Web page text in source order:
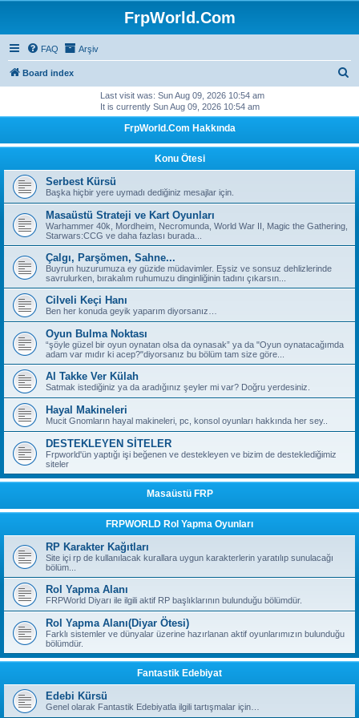
FrpWorld.Com
FAQ Arşiv
Board index
c
h
Last visit was: Sun Aug 09, 2026 10:54 am
It is currently Sun Aug 09, 2026 10:54 am
FrpWorld.Com Hakkında
Konu Ötesi
Serbest Kürsü
Başka hiçbir yere uymadı dediğiniz mesajlar için.
Masaüstü Strateji ve Kart Oyunları
Warhammer 40k, Mordheim, Necromunda, World War II, Magic the Gathering,
Starwars:CCG ve daha fazlası burada...
Çalgı, Parşömen, Sahne...
Buyrun huzurumuza ey güzide müdavimler. Eşsiz ve sonsuz dehlizlerinde
savrulurken, bırakalım ruhumuzu dinginliğinin tadını çıkarsın...
Cilveli Keçi Hanı
Ben her konuda geyik yaparım diyorsanız…
Oyun Bulma Noktası
“şöyle güzel bir oyun oynatan olsa da oynasak” ya da "Oyun oynatacağımda
adam var mıdır ki acep?"diyorsanız bu bölüm tam size göre...
Al Takke Ver Külah
Satmak istediğiniz ya da aradığınız şeyler mi var? Doğru yerdesiniz.
Hayal Makineleri
Mucit Gnomların hayal makineleri, pc, konsol oyunları hakkında her sey..
DESTEKLEYEN SİTELER
Frpworld'ün yaptığı işi beğenen ve destekleyen ve bizim de desteklediğimiz
siteler
Masaüstü FRP
FRPWORLD Rol Yapma Oyunları
RP Karakter Kağıtları
Site içi rp de kullanılacak kurallara uygun karakterlerin yaratılıp sunulacağı
bölüm...
Rol Yapma Alanı
FRPWorld Diyarı ile ilgili aktif RP başlıklarının bulunduğu bölümdür.
Rol Yapma Alanı(Diyar Ötesi)
Farklı sistemler ve dünyalar üzerine hazırlanan aktif oyunlarımızın bulunduğu
bölümdür.
Fantastik Edebiyat
Edebi Kürsü
Genel olarak Fantastik Edebiyatla ilgili tartışmalar için…